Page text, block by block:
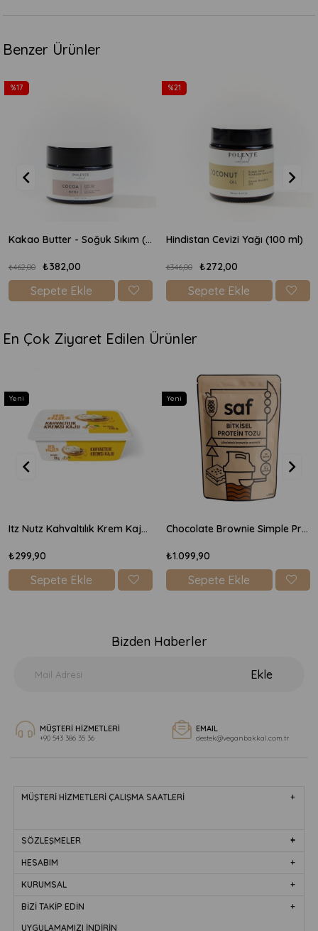
Benzer Ürünler
Kakao Butter - Soğuk Sıkım (50 ml) Hindistan Cevizi Yağı (100 ml)
₺346,00
Sepete Ekle
₺462,00
Sepete Ekle
En Çok Ziyaret Edilen Ürünler
Itz Nutz Kahvaltılık Krem Kaju Peyniri 170gr
₺299,90
Sepete Ekle
Yeni
Chocolate Brownie Simple Protein Mix 600gr
₺1.099,90
Sepete Ekle
Yeni
Bizden Haberler
Ekle
MÜŞTERİ HİZMETLERİ
+90 543 386 35 36
EMAIL
destek@veganbakkal.com.tr
MÜŞTERİ HİZMETLERİ ÇALIŞMA SAATLERİ
SÖZLEŞMELER
HESABIM
KURUMSAL
BİZİ TAKİP EDİN
UYGULAMAMIZI İNDİRİN